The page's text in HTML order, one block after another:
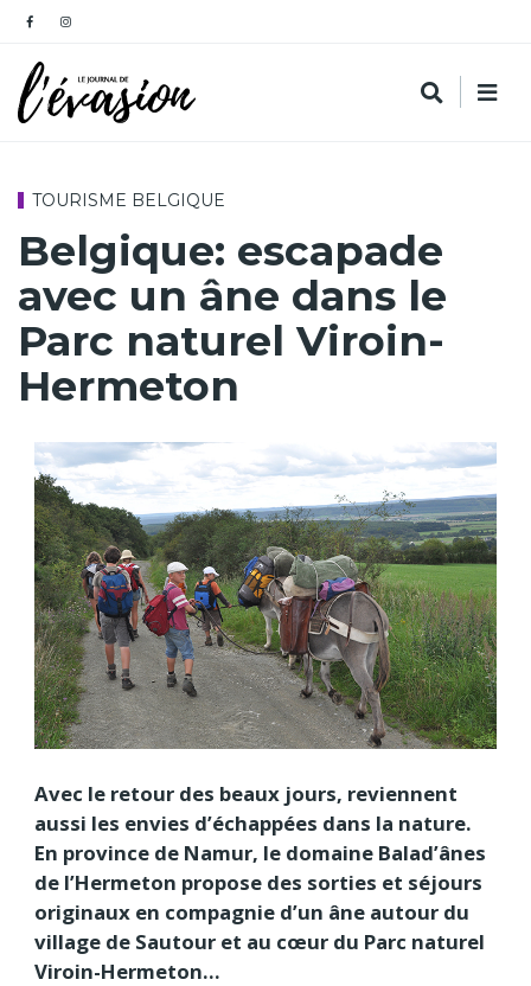
TOURISME BELGIQUE
Belgique: escapade
avec un âne dans le
Parc naturel Viroin-
Hermeton
Avec le retour des beaux jours, reviennent
aussi les envies d’échappées dans la nature.
En province de Namur, le domaine Balad’ânes
de l’Hermeton propose des sorties et séjours
originaux en compagnie d’un âne autour du
village de Sautour et au cœur du Parc naturel
Viroin-Hermeton…